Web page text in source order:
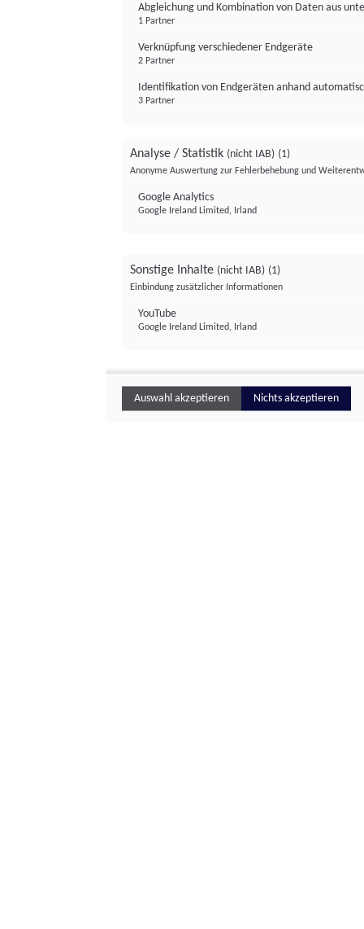
Abgleichung und Kombination von Daten aus
1 Partner
Verknüpfung verschiedener Endgeräte
2 Partner
Identifikation von Endgeräten anhand
3 Partner
Analyse / Statistik (nicht IAB) (1)
Anonyme Auswertung zur Fehlerbehebung und
Google Analytics
Google Ireland Limited, Irland
Sonstige Inhalte (nicht IAB) (1)
Einbindung zusätzlicher Informationen
YouTube
Google Ireland Limited, Irland
Auswahl akzeptieren Nichts akzeptieren